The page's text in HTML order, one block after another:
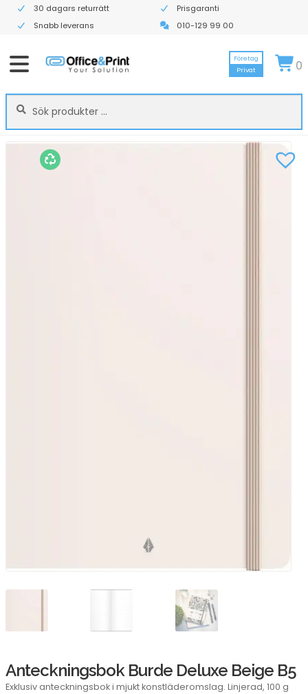
30 dagars returrätt
Prisgaranti
Snabb leverans
010-129 99 00
Sök
efter:
Sök
Företag
Privat
0
Anteckningsbok Burde Deluxe Beige B5
Exklusiv anteckningsbok i mjukt konstläderomslag. Linjerad, 100 g